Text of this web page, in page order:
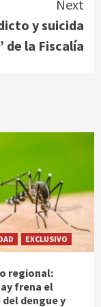
Next
y suicida
la Fiscalía
EXCLUSIVO
regional:
frena el
del dengue y